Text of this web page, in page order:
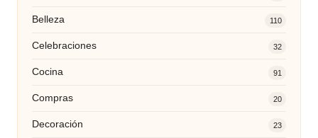
Belleza 110
Celebraciones 32
Cocina 91
Compras 20
Decoración 23